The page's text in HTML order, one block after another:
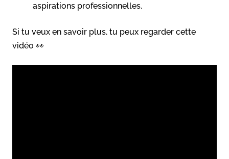
aspirations professionnelles.
Si tu veux en savoir plus, tu peux regarder cette
vidéo 👀